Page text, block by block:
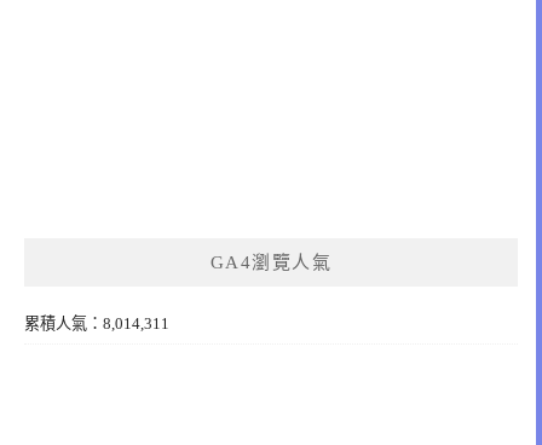
GA4瀏覽人氣
累積人氣：8,014,311